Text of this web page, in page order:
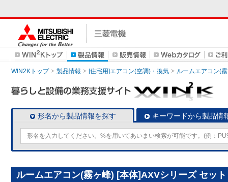
WIN2Kトップ 製品情報 [住宅用]エアコン(空調)・換気 ルームエアコン(
形名から製品情報を探す キーワードから製品情
ルームエアコン(霧ヶ峰) [本体]AXVシリーズ セッ